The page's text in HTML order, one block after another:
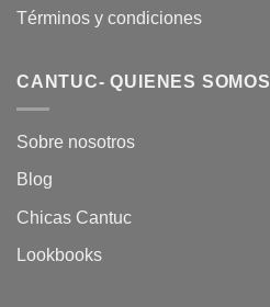
Términos y condiciones
CANTUC- QUIENES SOMOS
Sobre nosotros
Blog
Chicas Cantuc
Lookbooks